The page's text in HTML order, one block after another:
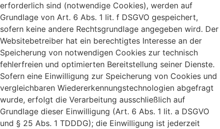
erforderlich sind (notwendige Cookies), werden auf
Grundlage von Art. 6 Abs. 1 lit. f DSGVO gespeichert,
sofern keine andere Rechtsgrundlage angegeben wird. Der
Websitebetreiber hat ein berechtigtes Interesse an der
Speicherung von notwendigen Cookies zur technisch
fehlerfreien und optimierten Bereitstellung seiner Dienste.
Sofern eine Einwilligung zur Speicherung von Cookies und
vergleichbaren Wiedererkennungstechnologien abgefragt
wurde, erfolgt die Verarbeitung ausschließlich auf
Grundlage dieser Einwilligung (Art. 6 Abs. 1 lit. a DSGVO
und § 25 Abs. 1 TDDDG); die Einwilligung ist jederzeit